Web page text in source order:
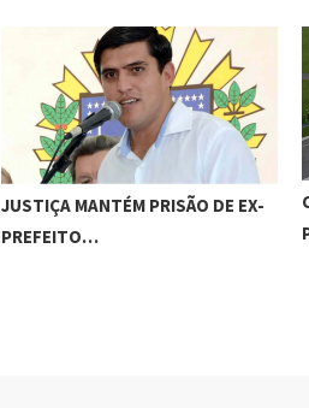
JUSTIÇA MANTÉM PRISÃO DE EX-
PREFEITO…